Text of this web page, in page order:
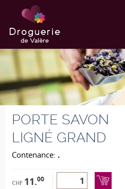
PORTE SAVON
LIGNÉ GRAND
Contenance: .
CHF 11.00